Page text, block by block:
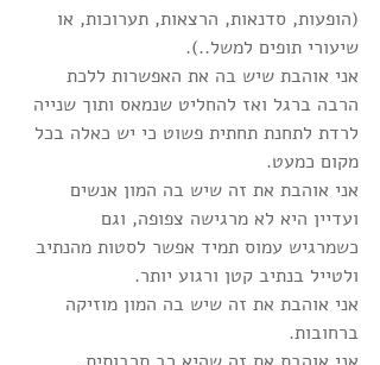
(הופעות, סדנאות, הרצאות, תערוכות, או
שיעורי תופים למשל..).
אני אוהבת שיש בה את האפשרות ללכת
הרבה ברגל ואז להחליט שנמאס ותוך שנייה
לרדת לתחנת תחתית פשוט כי יש כאלה בכל
מקום כמעט.
אני אוהבת את זה שיש בה המון אנשים
ועדיין היא לא מרגישה צפופה, וגם
כשמרגיש עמוס תמיד אפשר לסטות מהנתיב
ולטייל בנתיב קטן ורגוע יותר.
אני אוהבת את זה שיש בה המון מוזיקה
ברחובות.